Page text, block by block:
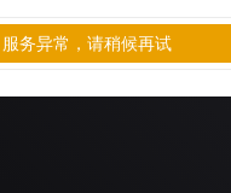
服务异常，请稍候再试